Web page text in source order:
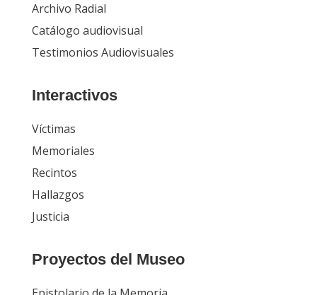
Archivo Radial
Catálogo audiovisual
Testimonios Audiovisuales
Interactivos
Víctimas
Memoriales
Recintos
Hallazgos
Justicia
Proyectos del Museo